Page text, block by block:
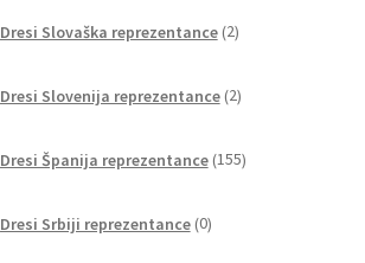
Dresi Slovaška reprezentance 2izdelka
Dresi Slovenija reprezentance 2izdelka
Dresi Španija reprezentance 155izdelkov
Dresi Srbiji reprezentance 0izdelkov